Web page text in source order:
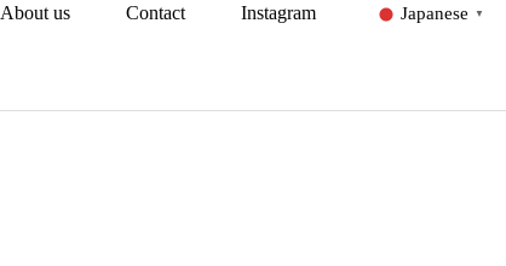
About us Contact Instagram Japanese ▼